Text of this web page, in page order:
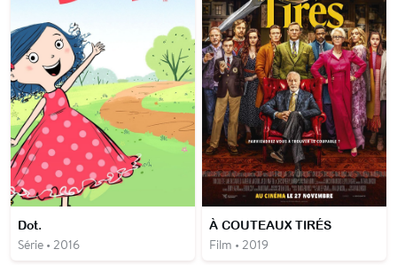
Dot.
Série • 2016
À COUTEAUX TIRÉS
Film • 2019